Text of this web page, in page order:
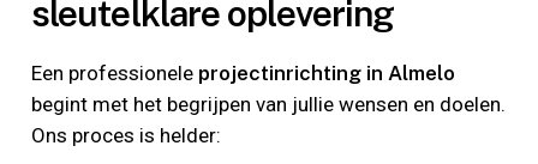
sleutelklare oplevering
Een professionele projectinrichting in Almelo
begint met het begrijpen van jullie wensen en doelen.
Ons proces is helder: